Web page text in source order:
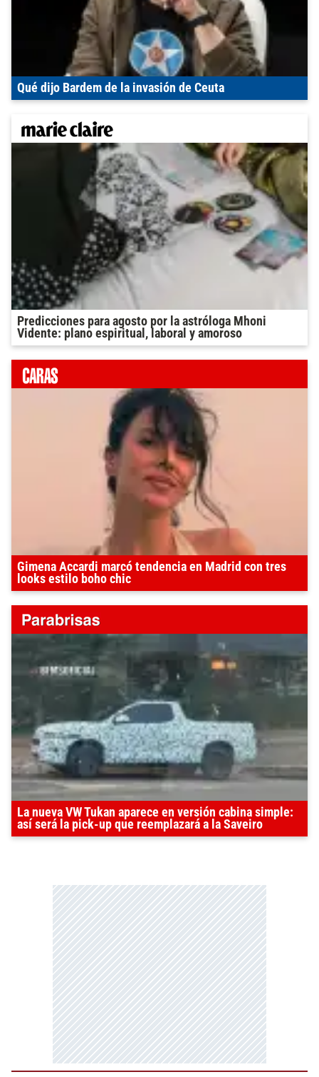
Qué dijo Bardem de la invasión de Ceuta
Predicciones para agosto por la astróloga Mhoni
Vidente: plano espiritual, laboral y amoroso
Gimena Accardi marcó tendencia en Madrid con tres
looks estilo boho chic
La nueva VW Tukan aparece en versión cabina simple:
así será la pick-up que reemplazará a la Saveiro